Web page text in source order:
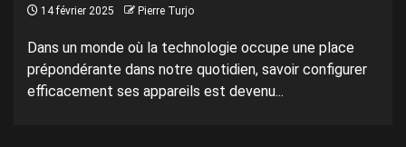
14 février 2025 Pierre Turjo
Dans un monde où la technologie occupe une place
prépondérante dans notre quotidien, savoir configurer
efficacement ses appareils est devenu...